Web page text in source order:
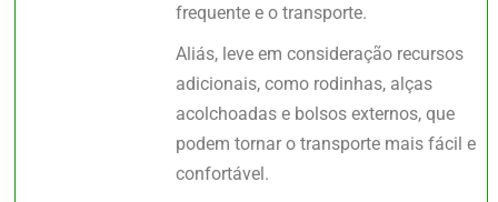
frequente e o transporte.
Aliás, leve em consideração recursos
adicionais, como rodinhas, alças
acolchoadas e bolsos externos, que
podem tornar o transporte mais fácil e
confortável.